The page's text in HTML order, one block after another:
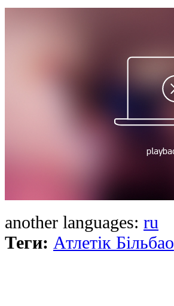
another languages: ru
Теги: Атлетік Більбао